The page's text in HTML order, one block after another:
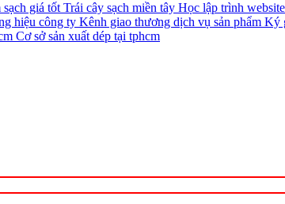
giá tốt Trái cây sạch miền tây Học lập trình website
hiệu công ty Kênh giao thương dịch vụ sản phẩm Ký
Cơ sở sản xuất dép tại tphcm